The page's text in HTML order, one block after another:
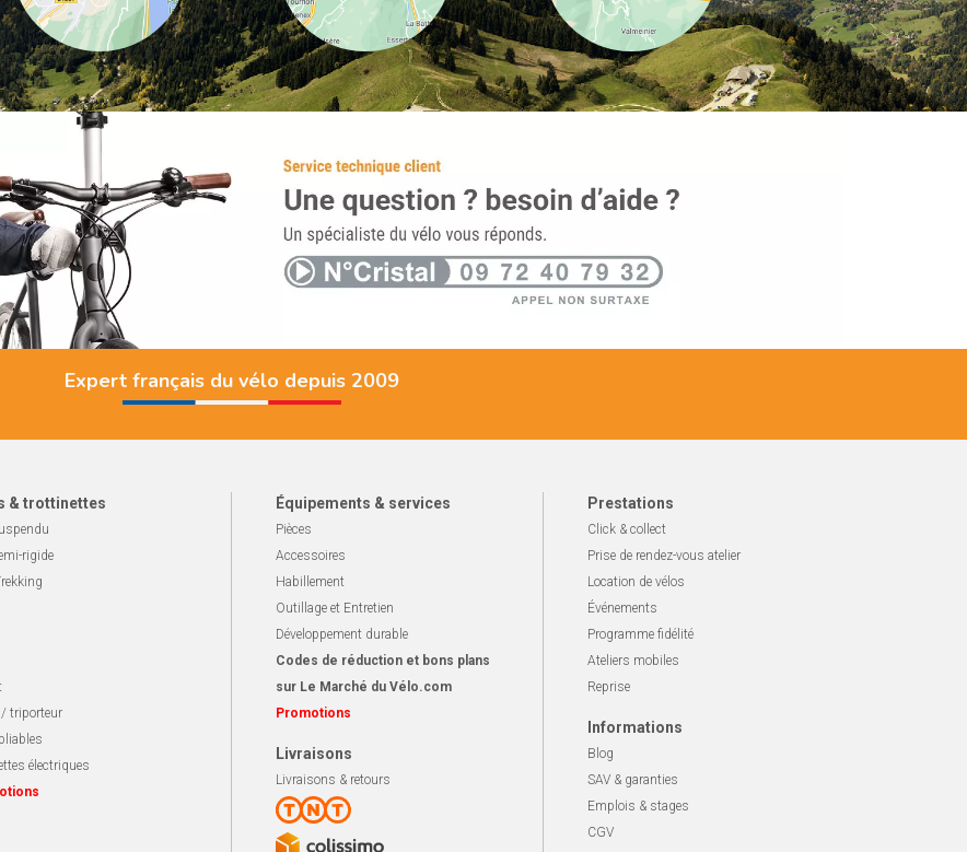
Expert français du vélo depuis 2009
& trottinettes
rigide
/ triporteur
électriques
Équipements & services
Pièces
Accessoires
Habillement
Outillage et Entretien
Développement durable
Codes de réduction et bons plans
sur Le Marché du Vélo.com
Promotions
Livraisons
Livraisons & retours
Prestations
Click & collect
Prise de rendez-vous atelier
Location de vélos
Événements
Programme fidélité
Ateliers mobiles
Reprise
Informations
Blog
SAV & garanties
Emplois & stages
CGV